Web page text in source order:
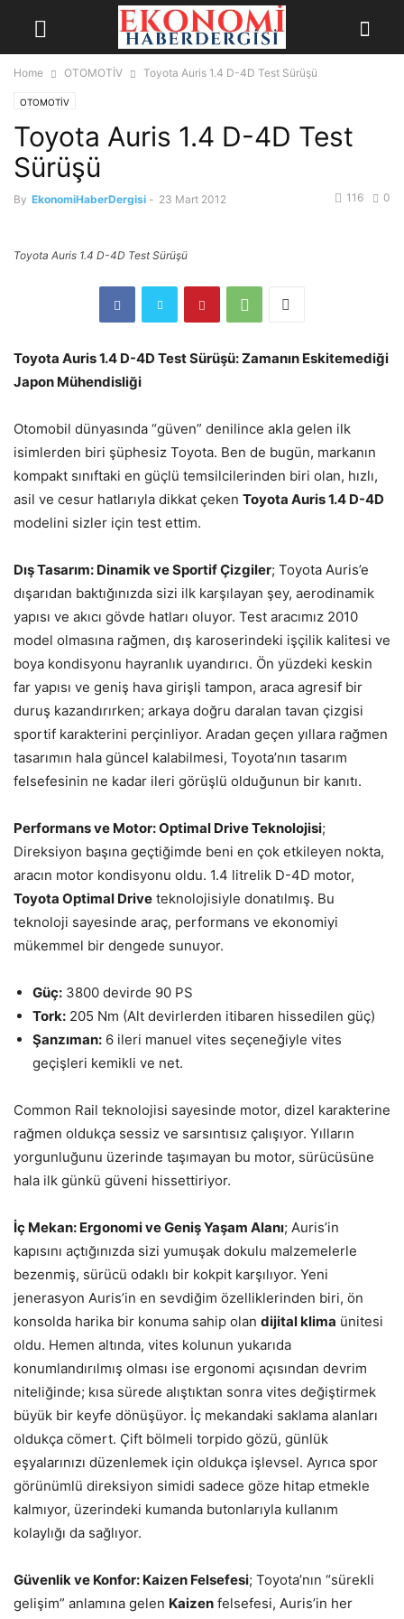
Home OTOMOTİV Toyota Auris 1.4 D-4D Test Sürüşü
OTOMOTİV
Toyota Auris 1.4 D-4D Test
Sürüşü
By EkonomiHaberDergisi - 23 Mart 2012 0
116
Toyota Auris 1.4 D-4D Test Sürüşü
Toyota Auris 1.4 D-4D Test Sürüşü: Zamanın Eskitemediği
Japon Mühendisliği
Otomobil dünyasında “güven” denilince akla gelen ilk
isimlerden biri şüphesiz Toyota. Ben de bugün, markanın
kompakt sınıftaki en güçlü temsilcilerinden biri olan, hızlı,
asil ve cesur hatlarıyla dikkat çeken Toyota Auris 1.4 D-4D
modelini sizler için test ettim.
Dış Tasarım: Dinamik ve Sportif Çizgiler; Toyota Auris’e
dışarıdan baktığınızda sizi ilk karşılayan şey, aerodinamik
yapısı ve akıcı gövde hatları oluyor. Test aracımız 2010
model olmasına rağmen, dış karoserindeki işçilik kalitesi ve
boya kondisyonu hayranlık uyandırıcı. Ön yüzdeki keskin
far yapısı ve geniş hava girişli tampon, araca agresif bir
duruş kazandırırken; arkaya doğru daralan tavan çizgisi
sportif karakterini perçinliyor. Aradan geçen yıllara rağmen
tasarımın hala güncel kalabilmesi, Toyota’nın tasarım
felsefesinin ne kadar ileri görüşlü olduğunun bir kanıtı.
Performans ve Motor: Optimal Drive Teknolojisi;
Direksiyon başına geçtiğimde beni en çok etkileyen nokta,
aracın motor kondisyonu oldu. 1.4 litrelik D-4D motor,
Toyota Optimal Drive teknolojisiyle donatılmış. Bu
teknoloji sayesinde araç, performans ve ekonomiyi
mükemmel bir dengede sunuyor.
Güç: 3800 devirde 90 PS
Tork: 205 Nm (Alt devirlerden itibaren hissedilen güç)
Şanzıman: 6 ileri manuel vites seçeneğiyle vites
geçişleri kemikli ve net.
Common Rail teknolojisi sayesinde motor, dizel karakterine
rağmen oldukça sessiz ve sarsıntısız çalışıyor. Yılların
yorgunluğunu üzerinde taşımayan bu motor, sürücüsüne
hala ilk günkü güveni hissettiriyor.
İç Mekan: Ergonomi ve Geniş Yaşam Alanı; Auris’in
kapısını açtığınızda sizi yumuşak dokulu malzemelerle
bezenmiş, sürücü odaklı bir kokpit karşılıyor. Yeni
jenerasyon Auris’in en sevdiğim özelliklerinden biri, ön
konsolda harika bir konuma sahip olan dijital klima ünitesi
oldu. Hemen altında, vites kolunun yukarıda
konumlandırılmış olması ise ergonomi açısından devrim
niteliğinde; kısa sürede alıştıktan sonra vites değiştirmek
büyük bir keyfe dönüşüyor. İç mekandaki saklama alanları
oldukça cömert. Çift bölmeli torpido gözü, günlük
eşyalarınızı düzenlemek için oldukça işlevsel. Ayrıca spor
görünümlü direksiyon simidi sadece göze hitap etmekle
kalmıyor, üzerindeki kumanda butonlarıyla kullanım
kolaylığı da sağlıyor.
Güvenlik ve Konfor: Kaizen Felsefesi; Toyota’nın “sürekli
gelişim” anlamına gelen Kaizen felsefesi, Auris’in her